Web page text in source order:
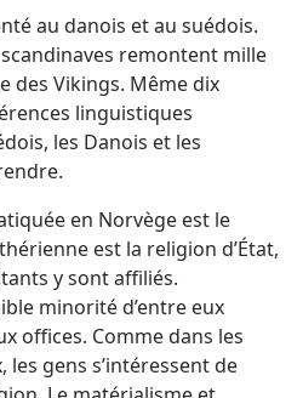
au danois et au suédois.
remontent mille
des Vikings. Même dix
linguistiques
les Danois et les
en Norvège est le
est la religion d’État,
y sont affiliés.
minorité d’entre eux
offices. Comme dans les
gens s’intéressent de